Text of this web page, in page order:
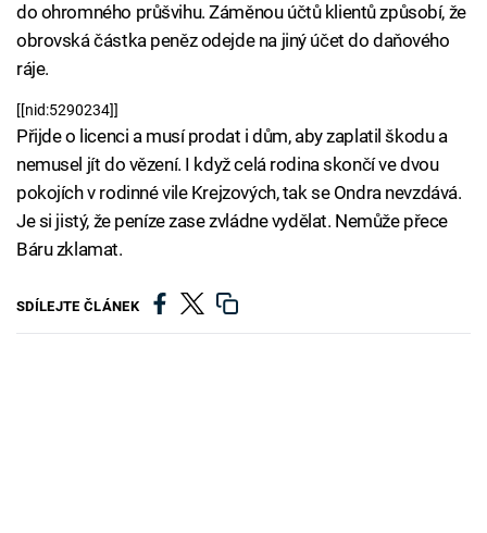
do ohromného průšvihu. Záměnou účtů klientů způsobí, že
obrovská částka peněz odejde na jiný účet do daňového
ráje.
[[nid:5290234]]
Přijde o licenci a musí prodat i dům, aby zaplatil škodu a
nemusel jít do vězení. I když celá rodina skončí ve dvou
pokojích v rodinné vile Krejzových, tak se Ondra nevzdává.
Je si jistý, že peníze zase zvládne vydělat. Nemůže přece
Báru zklamat.
SDÍLEJTE ČLÁNEK